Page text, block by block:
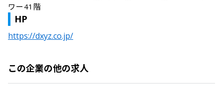
ワー41階
HP
https://dxyz.co.jp/
この企業の他の求人